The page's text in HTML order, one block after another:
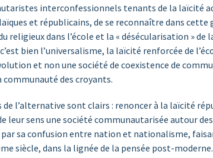
interconfessionnels tenants de la laïcité
et républicains, de se reconnaître dans cette
religieux dans l’école et la « désécularisation »
bien l’universalisme, la laïcité renforcée de
et non une société de coexistence de
communauté des croyants.
l’alternative sont clairs : renoncer à la laïcité
leur sens une société communautarisée autour
sa confusion entre nation et nationalisme,
siècle, dans la lignée de la pensée post-moderne.